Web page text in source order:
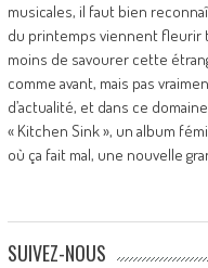
musicales, il faut bien
du printemps viennent fleurir
moins de savourer cette
comme avant, mais pas
d’actualité, et dans ce
« Kitchen Sink », un album
où ça fait mal, une nouvelle
SUIVEZ-NOUS